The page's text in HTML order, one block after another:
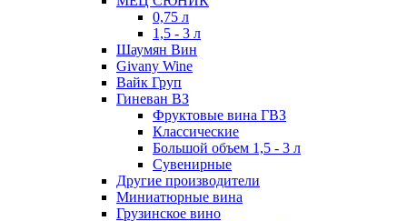
0,75 л
1,5 - 3 л
Шаумян Вин
Givany Wine
Вайк Груп
Гиневан ВЗ
Фруктовые вина ГВЗ
Классические
Большой объем 1,5 - 3 л
Сувенирные
Другие производители
Миниатюрные вина
Грузинское вино